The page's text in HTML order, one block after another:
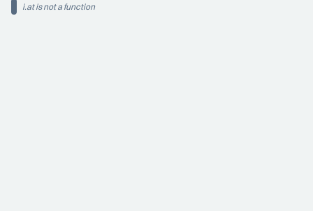
i.at is not a function